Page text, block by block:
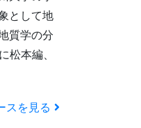
として地
質学の分
松本編、
スを見る